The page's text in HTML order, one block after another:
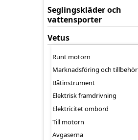
Seglingskläder och
vattensporter
Vetus
Runt motorn
Marknadsföring och tillbehör
Båtinstrument
Elektrisk framdrivning
Elektricitet ombord
Till motorn
Avgaserna